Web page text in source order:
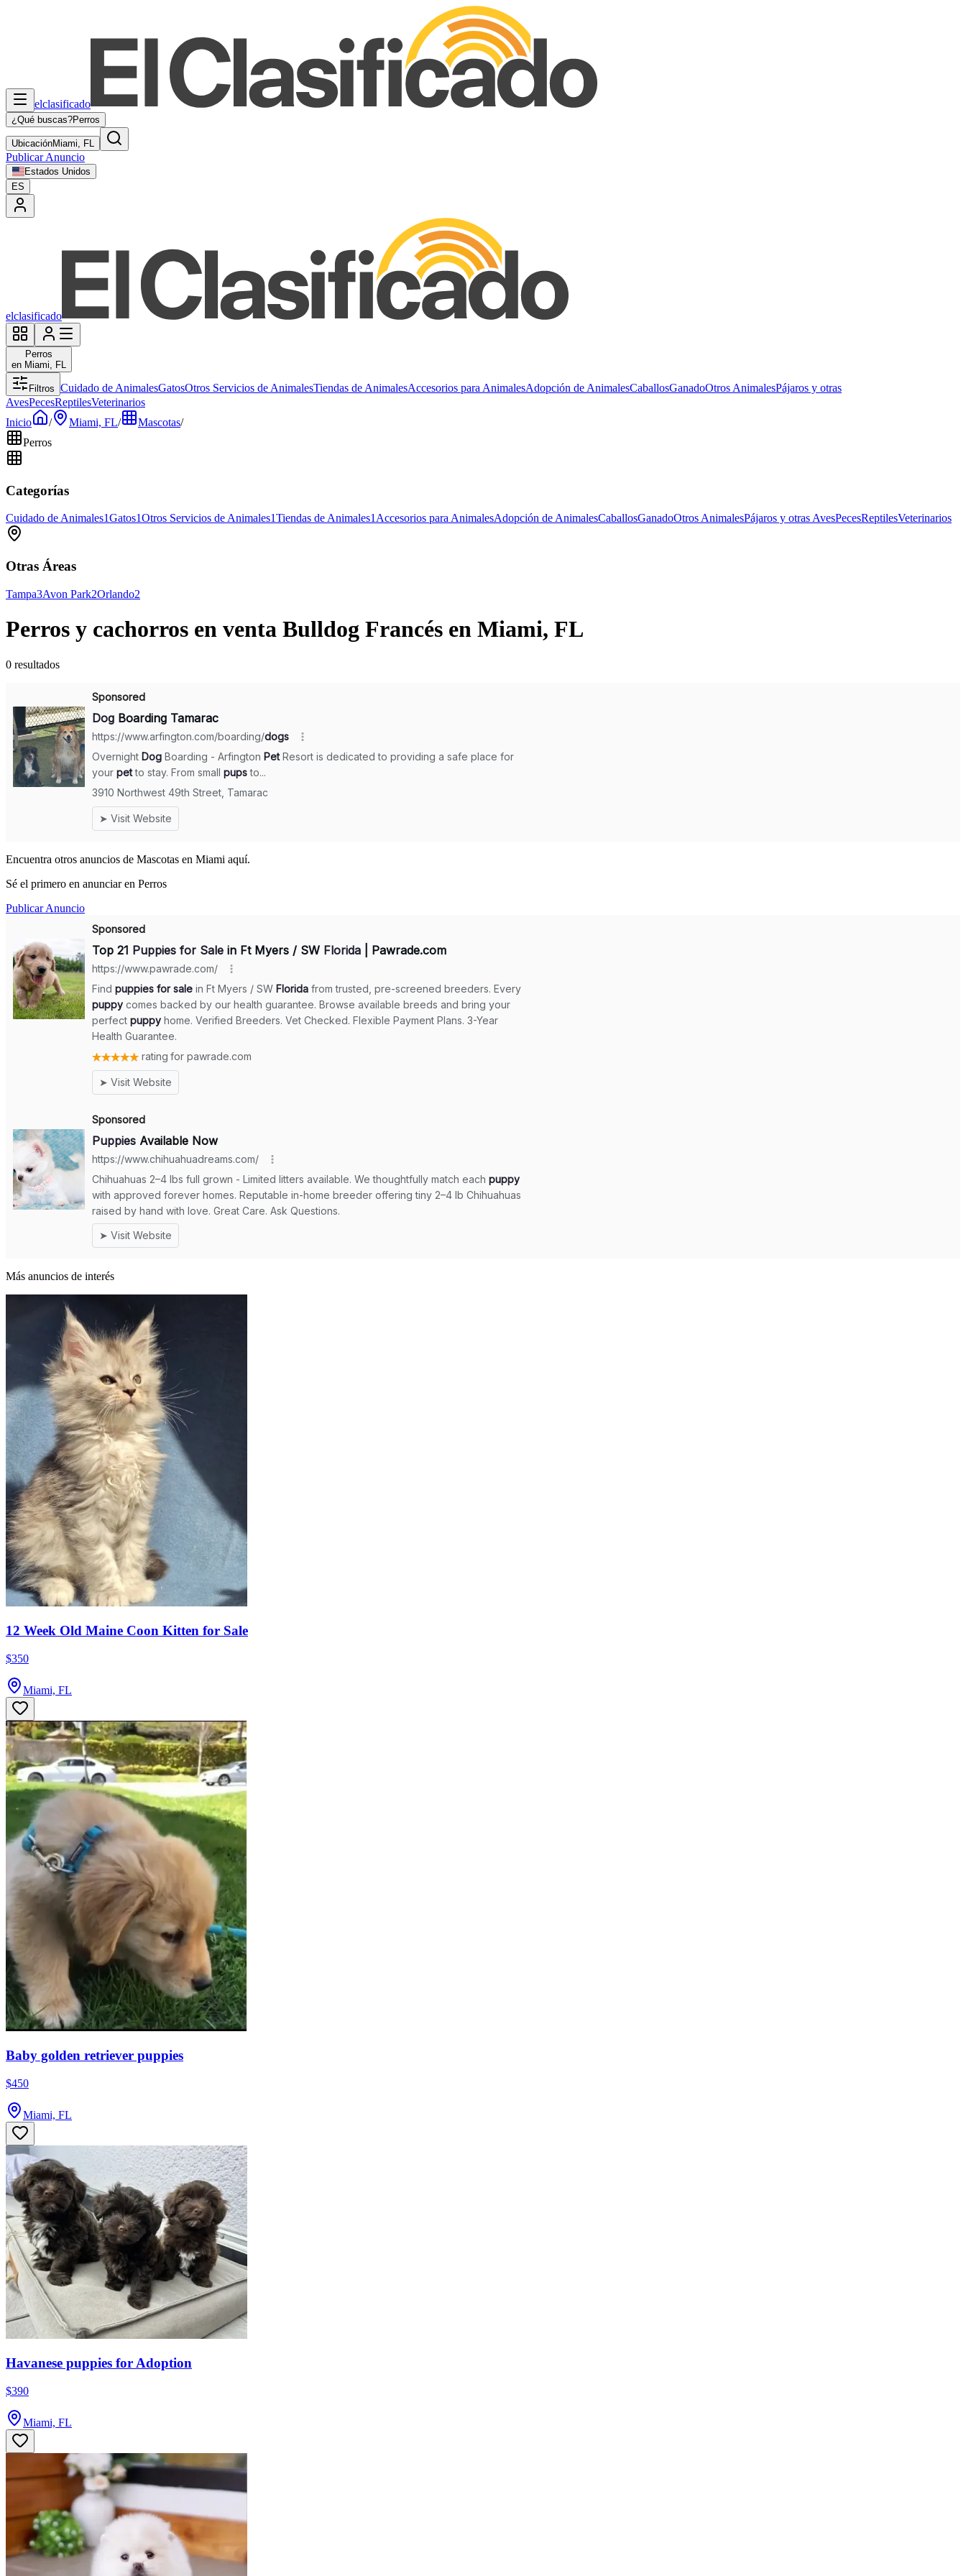
elclasificado
¿Qué buscas?Perros
UbicaciónMiami, FL
Publicar Anuncio
Estados Unidos
ES
elclasificado
Perros
en Miami, FL
Filtros Cuidado de AnimalesGatosOtros Servicios de AnimalesTiendas de AnimalesAccesorios para AnimalesAdopción de AnimalesCaballosGanadoOtros AnimalesPájaros y otras
AvesPecesReptilesVeterinarios
Inicio
/ Miami, FL/ Mascotas/
Perros
Categorías
Cuidado de Animales1Gatos1Otros Servicios de Animales1Tiendas de Animales1Accesorios para AnimalesAdopción de AnimalesCaballosGanadoOtros AnimalesPájaros y otras AvesPecesReptilesVeterinarios
Otras Áreas
Tampa3Avon Park2Orlando2
Perros y cachorros en venta Bulldog Francés en Miami, FL
0 resultados
Encuentra otros anuncios de Mascotas en Miami aquí.
Sé el primero en anunciar en Perros
Publicar Anuncio
Más anuncios de interés
12 Week Old Maine Coon Kitten for Sale
$350
Miami, FL
Baby golden retriever puppies
$450
Miami, FL
Havanese puppies for Adoption
$390
Miami, FL